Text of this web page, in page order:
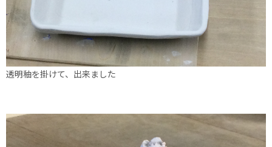
透明秞を掛けて、出来ました